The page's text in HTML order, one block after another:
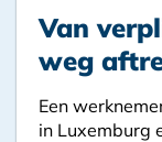
Van
weg
Een
in Luxemburg